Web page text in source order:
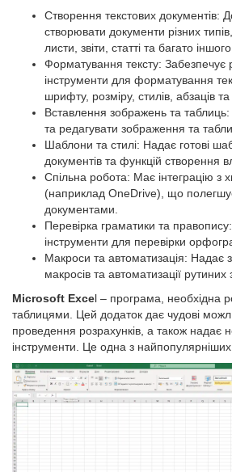
Створення текстових документів:
створювати документи різних
листи, звіти, статті та багато
Форматування тексту: Забезпечує
інструменти для форматування
шрифту, розміру, стилів, абзаців та
Вставлення зображень та
та редагувати зображення та
Шаблони та стилі: Надає готові
документів та функцій створення
Спільна робота: Має інтеграцію з
(наприклад OneDrive), що
документами.
Перевірка граматики та
інструменти для перевірки
Макроси та автоматизація: Надає
макросів та автоматизації рутиних
Microsoft Excel – програма, необхідна
таблицями. Цей додаток дає чудові
проведення розрахунків, а також надає
інструменти. Це одна з найпопулярніших